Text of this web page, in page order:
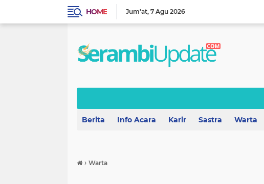
HOME Jum'at 7 Agu 2026
Berita Info Acara Karir Sastra Warta
› Warta